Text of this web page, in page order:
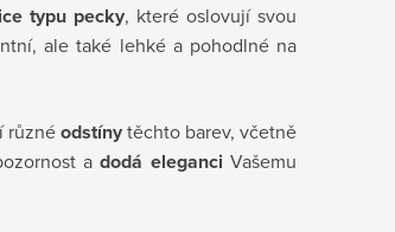
typu pecky, které oslovují svou
ale také lehké a pohodlné na
různéodstínytěchto barev, včetně
adodá eleganci Vašemu